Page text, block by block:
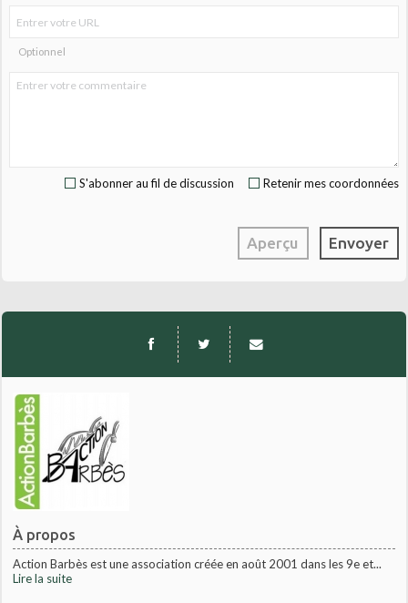
À propos
Action Barbès est une association créée en août 2001 dans les 9e et...
Lire la suite
Optionnel
Retenir mes coordonnées
S'abonner au fil de discussion